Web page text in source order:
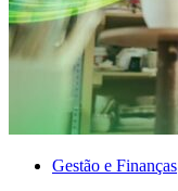
Gestão e Finanças